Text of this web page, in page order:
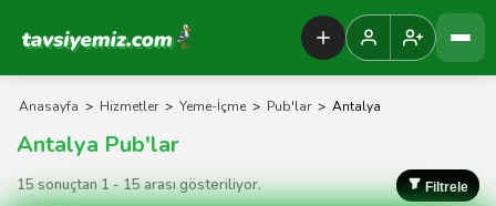
Tavsiyemiz Anasayfa
Anasayfa > Hizmetler > Yeme-İçme > Pub'lar > Antalya
Antalya Pub'lar
15 sonuçtan 1 - 15 arası gösteriliyor. Filtrele